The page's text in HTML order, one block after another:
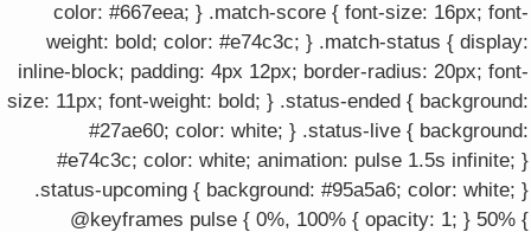
color: #667eea; } .match-score { font-size: 16px; font-
weight: bold; color: #e74c3c; } .match-status { display:
inline-block; padding: 4px 12px; border-radius: 20px; font-
size: 11px; font-weight: bold; } .status-ended { background:
#27ae60; color: white; } .status-live { background:
#e74c3c; color: white; animation: pulse 1.5s infinite; }
.status-upcoming { background: #95a5a6; color: white; }
@keyframes pulse { 0%, 100% { opacity: 1; } 50% {